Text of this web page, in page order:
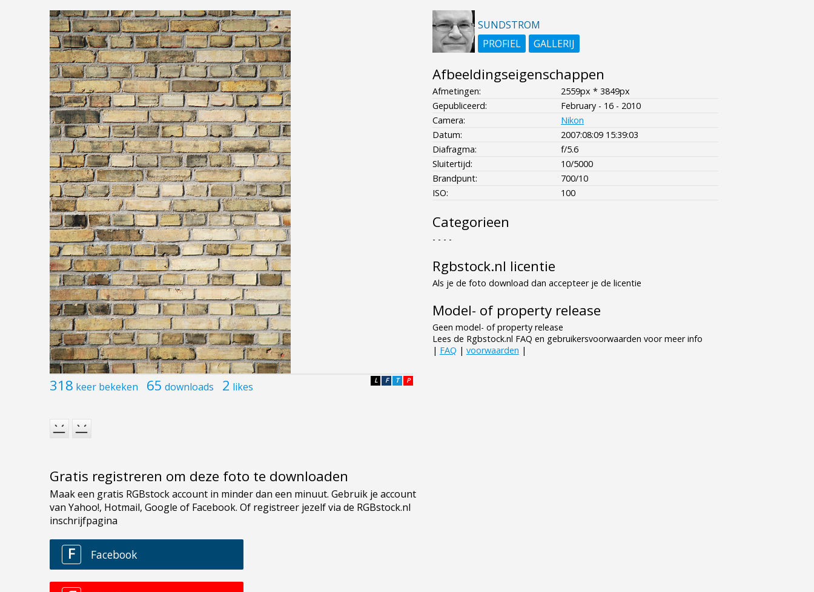
318 keer bekeken 65 downloads 2 likes P
T
F
L
Gratis registreren om deze foto te downloaden
SUNDSTROM
PROFIEL
GALLERIJ
Afbeeldingseigenschappen
Afmetingen:
2559px * 3849px
Gepubliceerd:
February - 16 - 2010
Camera:
Nikon
Datum:
2007:08:09 15:39:03
Diafragma:
f/5.6
Sluitertijd:
10/5000
Brandpunt:
700/10
ISO:
100
Categorieen
- - - -
Rgbstock.nl licentie
Als je de foto download dan accepteer je de licentie
Model- of property release
Geen model- of property release
Lees de Rgbstock.nl FAQ en gebruikersvoorwaarden voor meer info
| FAQ | voorwaarden |